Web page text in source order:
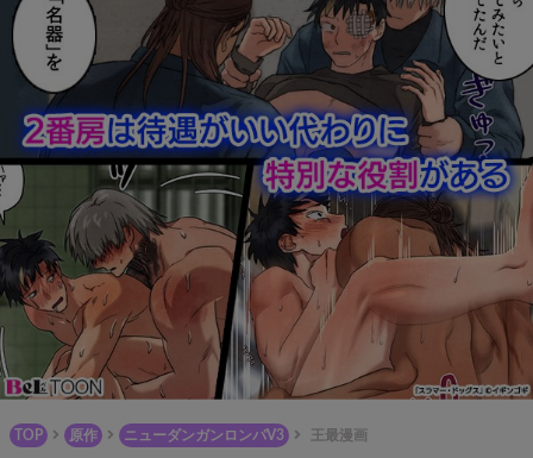
TOP 原作 ニューダンガンロンパV3 王最漫画